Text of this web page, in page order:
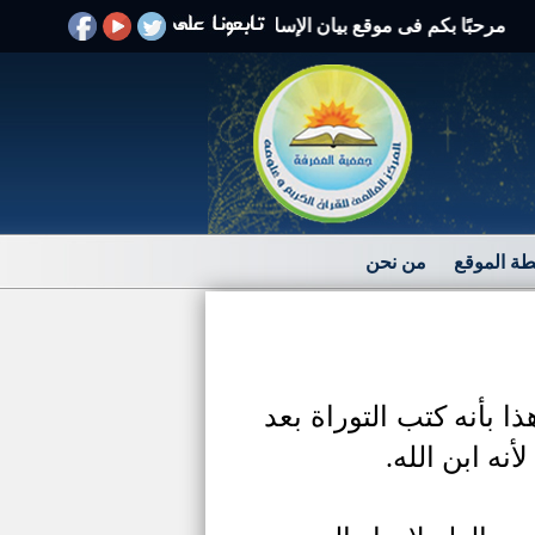
بكم فى موقع بيان الإسلام الرد على الافتراءات والشبهات
الموقع من نحن
بأنه كتب التوراة بعد
ابن الله.